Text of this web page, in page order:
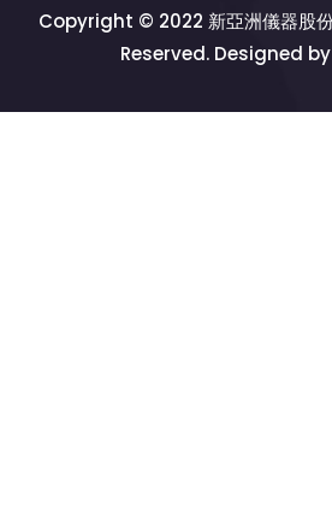
Copyright © 2022 新亞洲儀器股
Reserved. Designed by